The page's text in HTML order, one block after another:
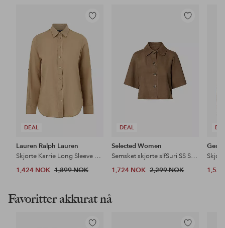
DEAL
Legg
favoritter
Lauren Ralph Lauren
Skjorte Karrie Long Sleeve Shirt
1,424 NOK 1,899 NOK
DEAL
Legg
Selected Women
Semsket skjorte slfSuri SS Suede
1,724 NOK 2,299 NOK
Favoritter akkurat nå